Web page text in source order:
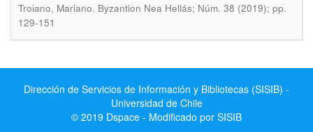
Troiano, Mariano. Byzantion Nea Hellás; Núm. 38 (2019); pp.
129-151
Dirección de Servicios de Información y Bibliotecas (SISIB) -
Universidad de Chile
© 2019 Dspace - Modificado por SISIB